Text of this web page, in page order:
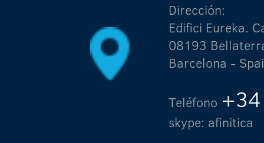
Dirección:
Edifici Eureka.
08193
Barcelona -
Teléfono
skype: afinitica